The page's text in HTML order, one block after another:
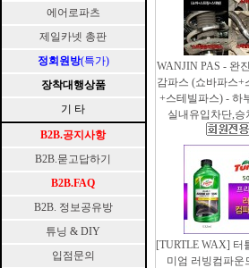
에어로파츠
제일카넷 총판
정회원방(특가)
장착대행상품
기 타
B2B.공지사항
B2B.묻고답하기
B2B.FAQ
B2B. 정보공유방
튜닝 & DIY
입점문의
WANJIN PAS - 완
감파스 (쇼바파스+
+스테빌파스) - 하
실내유입차단,승
[TURTLE WAX] 터
미엄 러빙컴파운